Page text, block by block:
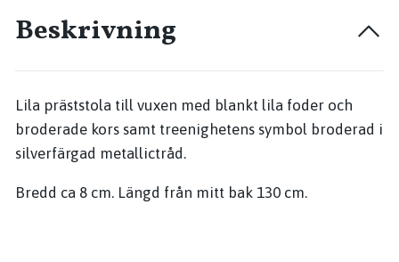
Beskrivning
Lila präststola till vuxen med blankt lila foder och
broderade kors samt treenighetens symbol broderad i
silverfärgad metallictråd.
Bredd ca 8 cm. Längd från mitt bak 130 cm.